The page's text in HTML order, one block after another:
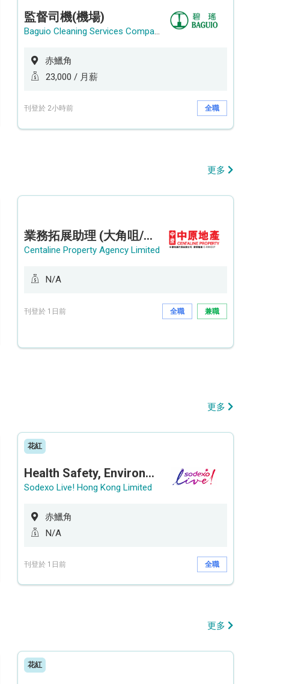
監督司機(機場)
Baguio Cleaning Services Company Limited
赤鱲角
23,000 / 月薪
刊登於 2小時前 全職
更多
業務拓展助理 (大角咀/荔枝角/九龍塘)
Centaline Property Agency Limited
N/A
刊登於 1日前 全職 兼職
更多
花紅
Health Safety, Environment & Quality Assurance Officer (Maternity cover – 5 months contract)
Sodexo Live! Hong Kong Limited
赤鱲角
N/A
刊登於 1日前 全職
更多
花紅